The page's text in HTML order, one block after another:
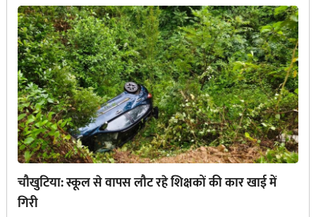
चौखुटिया: स्कूल से वापस लौट रहे शिक्षकों की कार खाई में
गिरी